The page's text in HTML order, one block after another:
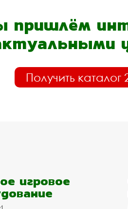
пришлём
Получить каталог
игровое